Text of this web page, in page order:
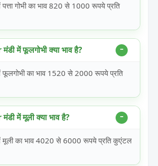
गोभी का भाव 820 से 1000 रूपये प्रति
में फूलगोभी क्या भाव है?
का भाव 1520 से 2000 रूपये प्रति
में मूली क्या भाव है?
का भाव 4020 से 6000 रूपये प्रति कुएंटल